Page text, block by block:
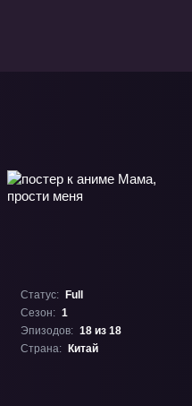
Статус:
Full
Сезон: 1
Эпизодов: 18 из 18
Страна:
Китай